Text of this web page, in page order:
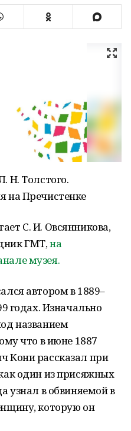
Н. Толстого.
на Пречистенке
С. И. Овсянникова,
ГМТ,на
музея.
автором в 1889–
годах. Изначально
названием
что в июне 1887
Кони рассказал при
один из присяжных
узнал в обвиняемой в
которую он